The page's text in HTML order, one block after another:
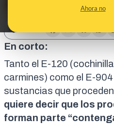
Ahora no
En corto:
Tanto el E-120
carmines) como el E-
sustancias que
quiere decir que los
forman parte